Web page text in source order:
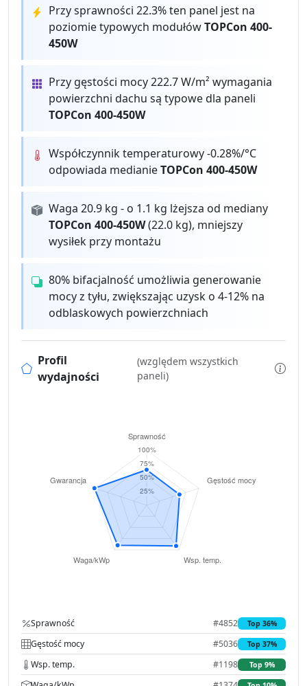
Przy sprawności 22.3% ten panel jest na
poziomie typowych modułówTOPCon 400-
450W
Przy gęstości mocy 222.7 W/m² wymagania
powierzchni dachu są typowe dla paneli
TOPCon 400-450W
Współczynnik temperaturowy -0.28%/°C
odpowiada medianieTOPCon 400-450W
Waga 20.9 kg - o 1.1 kg lżejsza od mediany
TOPCon 400-450W(22.0 kg), mniejszy
wysiłek przy montażu
80% bifacjalność umożliwia generowanie
mocy z tyłu, zwiększając uzysk o 4-12% na
odblaskowych powierzchniach
Profil
wydajności
(względem wszystkich
paneli)
Sprawność #4852 Top 36%
Gęstość mocy #5036 Top 37%
Wsp. temp. #1198 Top 9%